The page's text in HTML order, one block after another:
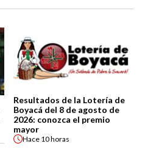
Resultados de la Lotería de
Boyacá del 8 de agosto de
2026: conozca el premio
mayor
Hace 10 horas